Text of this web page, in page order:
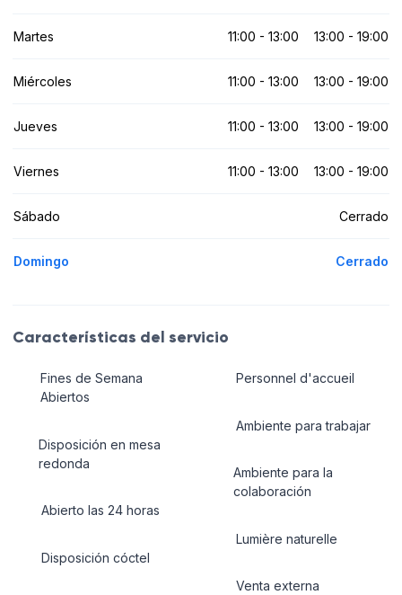
Martes 11:00 - 13:00 13:00 - 19:00
Miércoles 11:00 - 13:00 13:00 - 19:00
Jueves 11:00 - 13:00 13:00 - 19:00
Viernes 11:00 - 13:00 13:00 - 19:00
Sábado Cerrado
Domingo Cerrado
Características del servicio
Fines de Semana
Abiertos
Disposición en mesa
redonda
Abierto las 24 horas
Disposición cóctel
Personnel d'accueil
Ambiente para trabajar
Ambiente para la
colaboración
Lumière naturelle
Venta externa